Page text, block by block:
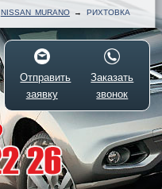
NISSAN MURANO → РИХТОВКА
Отправить
заявку
Заказать
звонок